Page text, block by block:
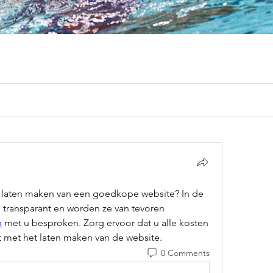
maken van een goedkope website? In de
met u besproken. Zorg ervoor dat u alle kosten
het laten maken van de website.
0 Comments